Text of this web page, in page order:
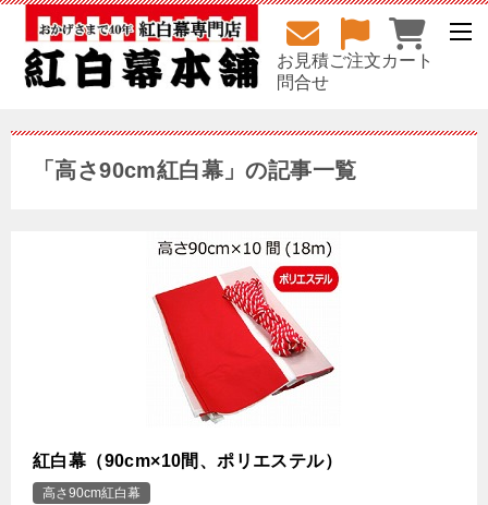
お見積
問合せ
ご注文カート
「高さ90cm紅白幕」の記事一覧
紅白幕（90cm×10間、ポリエステル）
高さ90cm紅白幕